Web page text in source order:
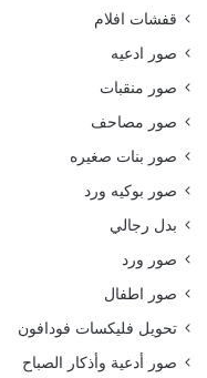
قفشات افلام
صور ادعيه
صور منقبات
صور مصاحف
صور بنات صغيره
صور بوكيه ورد
بدل رجالي
صور ورد
صور اطفال
تحويل فليكسات فودافون
صور أدعية وأذكار الصباح